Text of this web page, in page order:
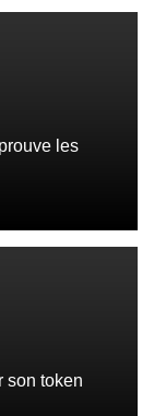
les
son token